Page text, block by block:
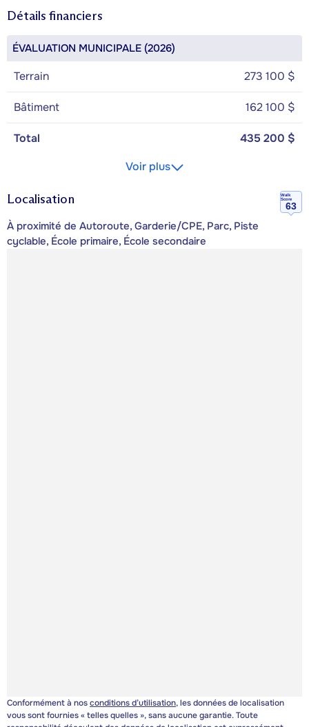
Détails financiers
ÉVALUATION MUNICIPALE (2026)
Terrain 273 100 $
Bâtiment 162 100 $
Total
435 200 $
Voir plus
Localisation
Walk
Score
63
À proximité de Autoroute, Garderie/CPE, Parc, Piste
cyclable, École primaire, École secondaire
Conformément à nosconditions d’utilisation, les données de localisation
vous sont fournies « telles quelles », sans aucune garantie. Toute